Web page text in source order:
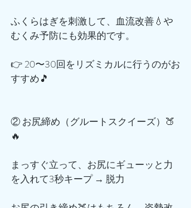
ふくらはぎを刺激して、血流改善💧や
むくみ予防にも効果的です。
👉 20〜30回をリズミカルに行うのがお
すすめ🎵
② お尻締め（グルートスクイーズ）🍑
🔥
まっすぐ立って、お尻にギューッと力
を入れて3秒キープ → 脱力